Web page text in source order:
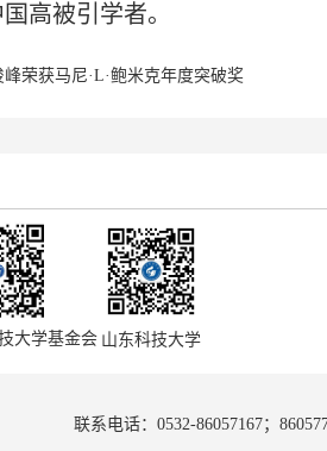
高被引学者。
荣获马尼·L·鲍米克年度突破奖
忠、王建伟、侯鹏荣获全国“五一劳动奖章”
大学基金会 山东科技大学
联系电话：0532-86057167；